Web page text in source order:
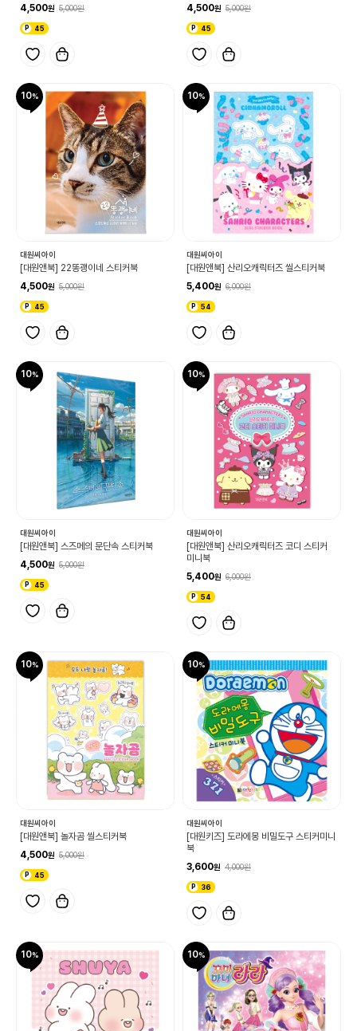
4,500 5,000
45
4,500 5,000
45
10
대원씨아이
[대원앤북] 22똥괭이네 스티커북
4,500
5,000
45
10
대원씨아이
[대원앤북] 산리오캐릭터즈 씰스티커북
5,400
6,000
54
10
대원씨아이
[대원앤북] 스즈메의 문단속 스티커북
4,500
5,000
45
10
대원씨아이
[대원앤북] 산리오캐릭터즈 코디 스티커
미니북
5,400
6,000
54
10
대원씨아이
[대원앤북] 놀자곰 씰스티커북
4,500
5,000
45
10
대원씨아이
[대원키즈] 도라에몽 비밀도구 스티커미니
북
3,600
4,000
36
10 10